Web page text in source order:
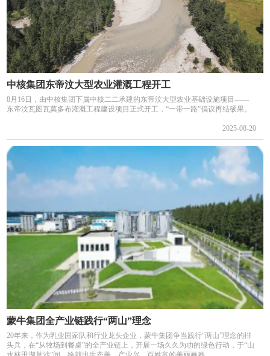
中核集团东帝汶大型农业灌溉工程开工
8月16日，由中核集团下属中核二二承建的东帝汶大型农业基础设施项目——
东帝汶瓦图瓦莫多布灌溉工程建设项目正式开工，“一带一路”倡议再结硕果。
2025-08-20
蒙牛集团全产业链践行“两山”理念
20年来，作为乳业国家队和行业龙头企业，蒙牛集团争当践行“两山”理念的排
头兵，在“从牧场到餐桌”的全产业链上，开展一场久久为功的绿色行动，于“山